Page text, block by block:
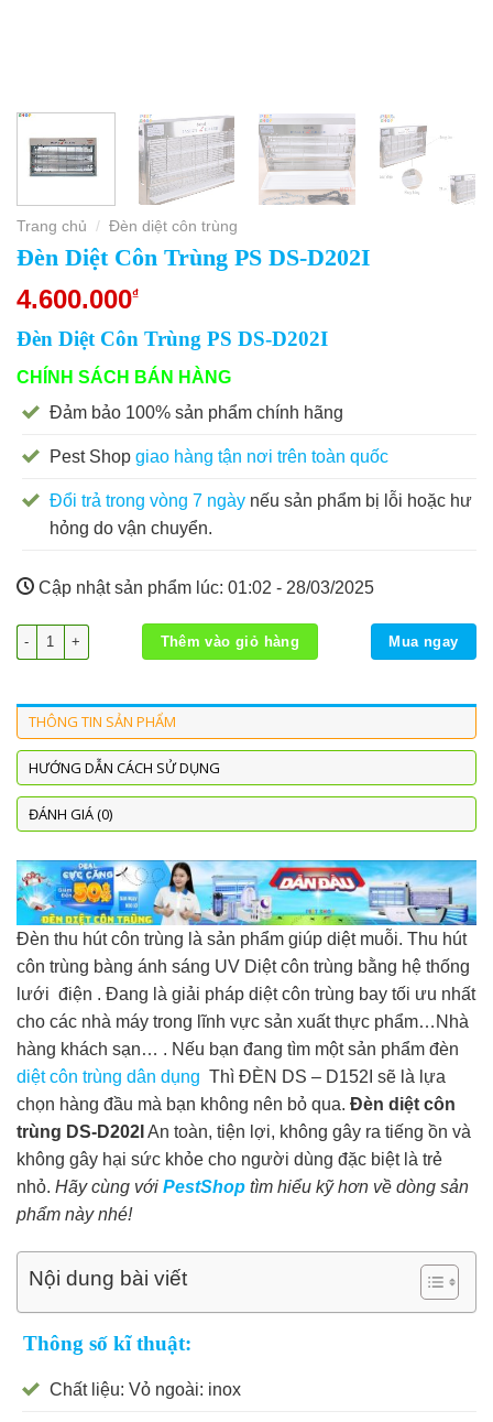
Trang chủ / Đèn diệt côn trùng
Đèn Diệt Côn Trùng PS DS-D202I
4.600.000₫
Đèn Diệt Côn Trùng PS DS-D202I
CHÍNH SÁCH BÁN HÀNG
Đảm bảo 100% sản phẩm chính hãng
Pest Shop giao hàng tận nơi trên toàn quốc
Đổi trả trong vòng 7 ngày nếu sản phẩm bị lỗi hoặc hư
hỏng do vận chuyển.
Cập nhật sản phẩm lúc: 01:02 - 28/03/2025
Đèn Diệt Côn Trùng PS DS-D202I số lượng
Thêm vào giỏ hàng Mua ngay
THÔNG TIN SẢN PHẨM
HƯỚNG DẪN CÁCH SỬ DỤNG
ĐÁNH GIÁ (0)
Đèn thu hút côn trùng là sản phẩm giúp diệt muỗi. Thu hút
côn trùng bàng ánh sáng UV Diệt côn trùng bằng hệ thống
lưới điện . Đang là giải pháp diệt côn trùng bay tối ưu nhất
cho các nhà máy trong lĩnh vực sản xuất thực phẩm…Nhà
hàng khách sạn… . Nếu bạn đang tìm một sản phẩm đèn
diệt côn trùng dân dụng Thì ĐÈN DS – D152I sẽ là lựa
chọn hàng đầu mà bạn không nên bỏ qua. Đèn diệt côn
trùng DS-D202I An toàn, tiện lợi, không gây ra tiếng ồn và
không gây hại sức khỏe cho người dùng đặc biệt là trẻ
nhỏ. Hãy cùng với PestShop tìm hiểu kỹ hơn về dòng sản
phẩm này nhé!
Nội dung bài viết
Thông số kĩ thuật:
Chất liệu: Vỏ ngoài: inox